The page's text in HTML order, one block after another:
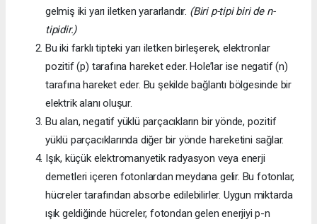
gelmiş iki yarı iletken yararlandır. (Biri p-tipi biri de n-
tipidir.)
Bu iki farklı tipteki yarı iletken birleşerek, elektronlar
pozitif (p) tarafına hareket eder. Hole’lar ise negatif (n)
tarafına hareket eder. Bu şekilde bağlantı bölgesinde bir
elektrik alanı oluşur.
Bu alan, negatif yüklü parçacıkların bir yönde, pozitif
yüklü parçacıklarında diğer bir yönde hareketini sağlar.
Işık, küçük elektromanyetik radyasyon veya enerji
demetleri içeren fotonlardan meydana gelir. Bu fotonlar,
hücreler tarafından absorbe edilebilirler. Uygun miktarda
ışık geldiğinde hücreler, fotondan gelen enerjiyi p-n